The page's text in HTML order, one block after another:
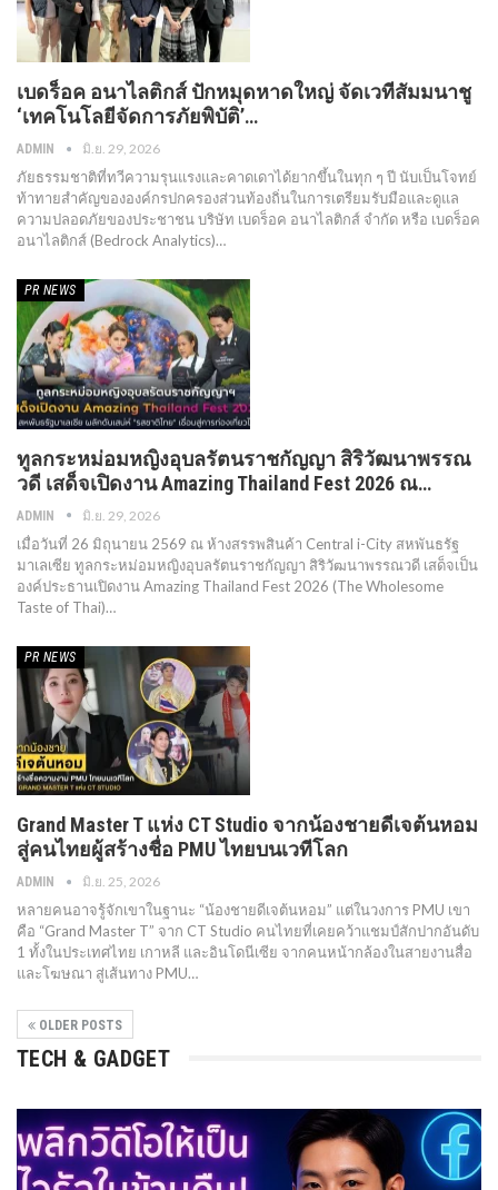
เบดร็อค อนาไลติกส์ ปักหมุดหาดใหญ่ จัดเวทีสัมมนาชู
‘เทคโนโลยีจัดการภัยพิบัติ’…
ADMIN มิ.ย. 29, 2026
ภัยธรรมชาติที่ทวีความรุนแรงและคาดเดาได้ยากขึ้นในทุก ๆ ปี นับเป็นโจทย์
ท้าทายสำคัญขององค์กรปกครองส่วนท้องถิ่นในการเตรียมรับมือและดูแล
ความปลอดภัยของประชาชน บริษัท เบดร็อค อนาไลติกส์ จำกัด หรือ เบดร็อค
อนาไลติกส์ (Bedrock Analytics)…
PR​ NEWS
ทูลกระหม่อมหญิงอุบลรัตนราชกัญญา สิริวัฒนาพรรณ
วดี เสด็จเปิดงาน Amazing Thailand Fest 2026 ณ…
ADMIN มิ.ย. 29, 2026
เมื่อวันที่ 26 มิถุนายน 2569 ณ ห้างสรรพสินค้า Central i-City สหพันธรัฐ
มาเลเซีย ทูลกระหม่อมหญิงอุบลรัตนราชกัญญา สิริวัฒนาพรรณวดี เสด็จเป็น
องค์ประธานเปิดงาน Amazing Thailand Fest 2026 (The Wholesome
Taste of Thai)…
PR​ NEWS
Grand Master T แห่ง CT Studio จากน้องชายดีเจต้นหอม
สู่คนไทยผู้สร้างชื่อ PMU ไทยบนเวทีโลก
ADMIN มิ.ย. 25, 2026
หลายคนอาจรู้จักเขาในฐานะ “น้องชายดีเจต้นหอม” แต่ในวงการ PMU เขา
คือ “Grand Master T” จาก CT Studio คนไทยที่เคยคว้าแชมป์สักปากอันดับ
1 ทั้งในประเทศไทย เกาหลี และอินโดนีเซีย จากคนหน้ากล้องในสายงานสื่อ
และโฆษณา สู่เส้นทาง PMU…
OLDER POSTS
TECH & GADGET